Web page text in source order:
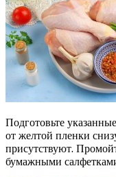
Подготовьте
от желтой пленки
присутствуют.
бумажными